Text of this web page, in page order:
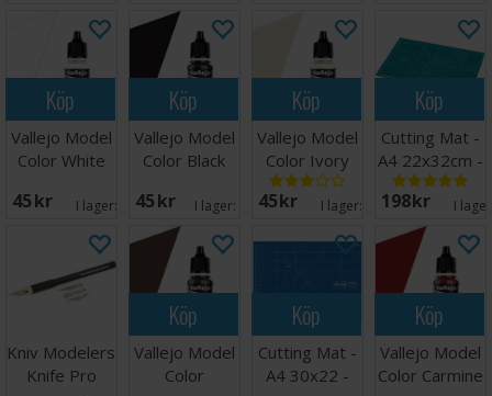
XF-56 (metallgrå)
XF-57 (Buff)
XF-60 (Mörkgul)
XF-62 (Olive Drab)
XF-63 (Tysk grå)
Köp
Vallejo Model
Color White
45 SEK I lager:
Köp
Vallejo Model
Color Black
45 SEK I lager:
Köp
Vallejo Model
Color Ivory
45 SEK I lager:
Köp
Cutting Mat -
A4 22x32cm -
Grön
198 SEK I
Kniv Modelers
Knife Pro
Köp
Vallejo Model
Color
Köp
Cutting Mat -
A4 30x22 -
Köp
Vallejo Model
Color Carmine